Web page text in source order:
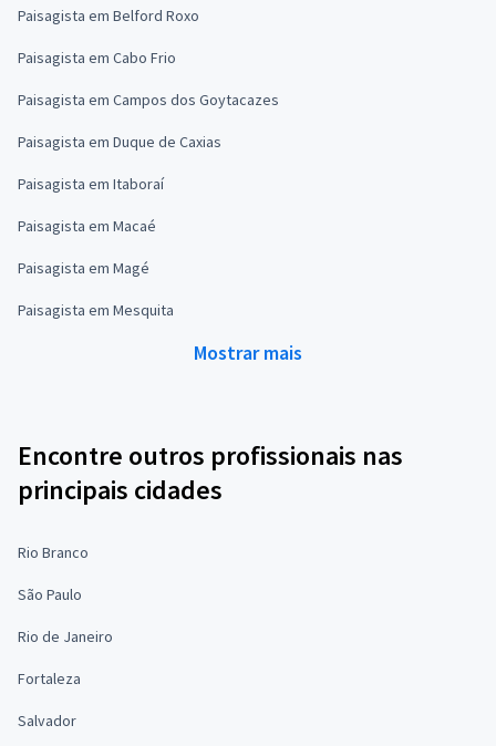
Paisagista em Belford Roxo
Paisagista em Cabo Frio
Paisagista em Campos dos Goytacazes
Paisagista em Duque de Caxias
Paisagista em Itaboraí
Paisagista em Macaé
Paisagista em Magé
Paisagista em Mesquita
Mostrar mais
Encontre outros profissionais nas
principais cidades
Rio Branco
São Paulo
Rio de Janeiro
Fortaleza
Salvador